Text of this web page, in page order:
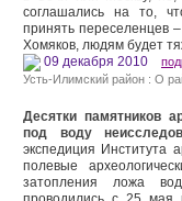
соглашались на то,
принять переселенцев
Хомяков, людям будет
09 декабря 2010
Усть-Илимский район : О
Десятки памятников
под воду
экспедиция Института
полевые
затопления ложа